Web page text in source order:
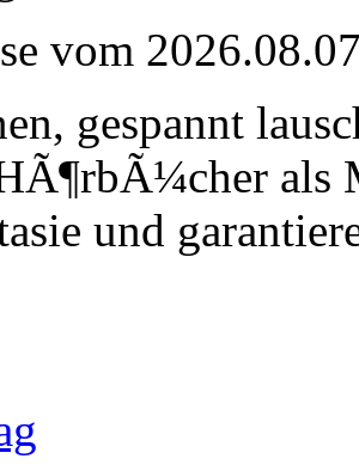
vom
gespannt
als
und